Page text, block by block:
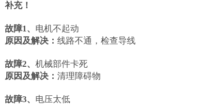
补充！
故障1、 电机不起动
原因及解决： 线路不通，检查导线
故障2、 机械部件卡死
原因及解决： 清理障碍物
故障3、 电压太低